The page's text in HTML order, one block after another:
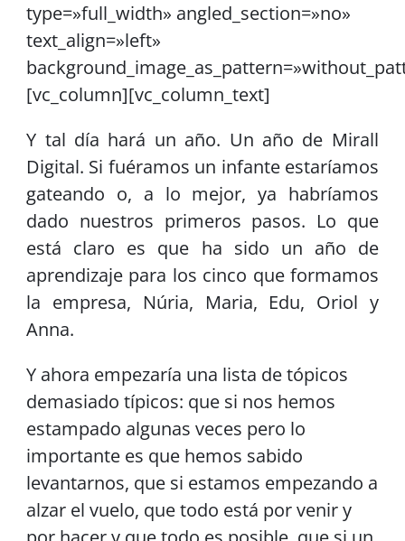
type=»full_width» angled_section=»no»
text_align=»left»
[vc_column][vc_column_text]
Y tal día hará un año. Un año de Mirall
Digital. Si fuéramos un infante estaríamos
gateando o, a lo mejor, ya habríamos
dado nuestros primeros pasos. Lo que
está claro es que ha sido un año de
aprendizaje para los cinco que formamos
la empresa, Núria, Maria, Edu, Oriol y
Anna.
Y ahora empezaría una lista de tópicos
demasiado típicos: que si nos hemos
estampado algunas veces pero lo
importante es que hemos sabido
levantarnos, que si estamos empezando a
alzar el vuelo, que todo está por venir y